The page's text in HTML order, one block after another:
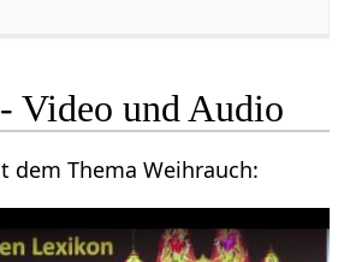
Weihrauch‏‎ - Video und Audio
Vortragsvideo mit dem Thema Weihrauch‏‎: